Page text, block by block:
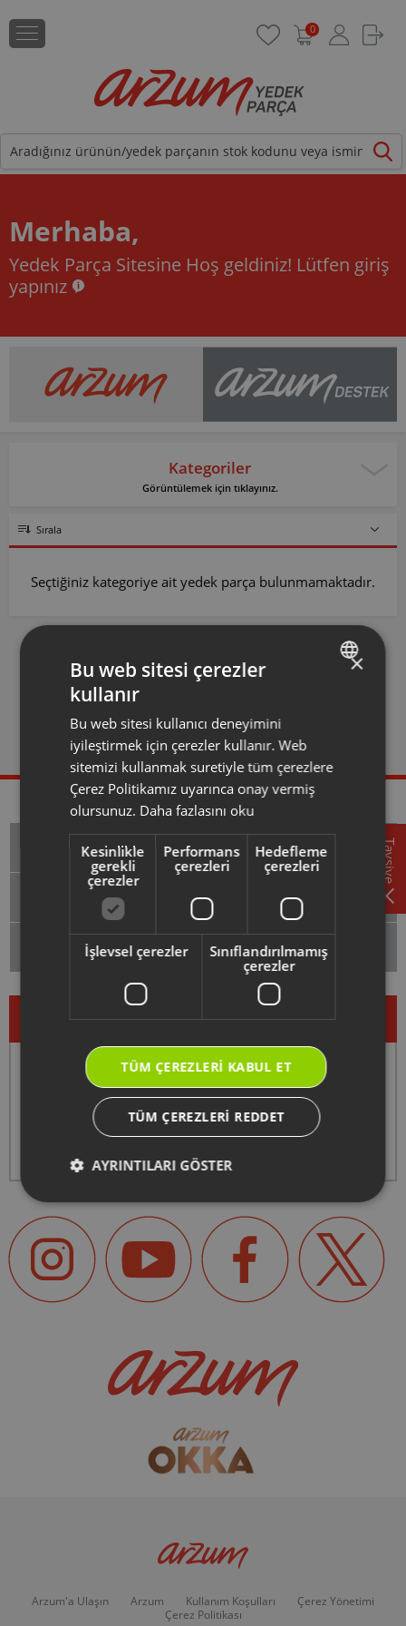
0
Merhaba,
Yedek Parça Sitesine Hoş geldiniz! Lütfen giriş
yapınız
Kategoriler
Görüntülemek için tıklayınız.
Sırala
Seçtiğiniz kategoriye ait yedek parça bulunmamaktadır.
Evden Eve Servis Yetkili Servis
Olmak İstiyorum
Hizmetler
Yardım Konuları
Destek Merkezi
Web sitemizdeve WhatsApp 'ta
0850 222 1 800
Arzum'a Ulaşın Arzum Kullanım Koşulları
Çerez Yönetimi
Çerez Politikası
Tavsiye
×
Bu web sitesi çerezler
kullanır
Bu web sitesi kullanıcı deneyimini
iyileştirmek için çerezler kullanır. Web
sitemizi kullanmak suretiyle tüm çerezlere
Çerez Politikamız uyarınca onay vermiş
olursunuz. Daha fazlasını oku
Kesinlikle
gerekli
çerezler
Performans
çerezleri
Hedefleme
çerezleri
İşlevsel çerezler
Sınıflandırılmamış
çerezler
TÜM ÇEREZLERI KABUL ET
TÜM ÇEREZLERI REDDET
AYRINTILARI GÖSTER